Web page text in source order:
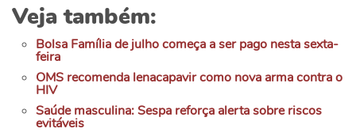
Veja também:
Bolsa Família de julho começa a ser pago nesta sexta-
feira
OMS recomenda lenacapavir como nova arma contra o
HIV
Saúde masculina: Sespa reforça alerta sobre riscos
evitáveis